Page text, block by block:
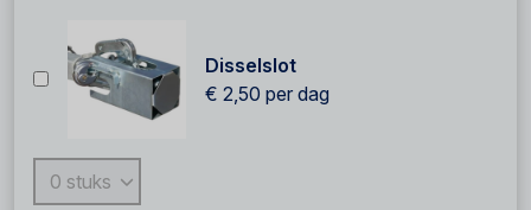
Disselslot
€ 2,50 per dag